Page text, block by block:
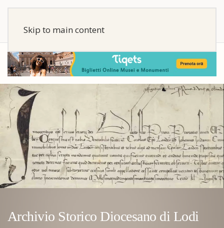
Skip to main content
Archivio Storico Diocesano di Lodi